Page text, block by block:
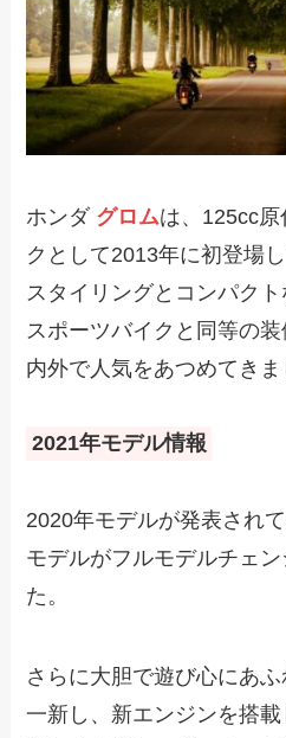
ホンダ グロムは、125cc
クとして2013年に初登場
スタイリングとコンパク
スポーツバイクと同等の
内外で人気をあつめてきま
2021年モデル情報
2020年モデルが発表され
モデルがフルモデルチェ
た。
さらに大胆で遊び心にあ
一新し、新エンジンを搭